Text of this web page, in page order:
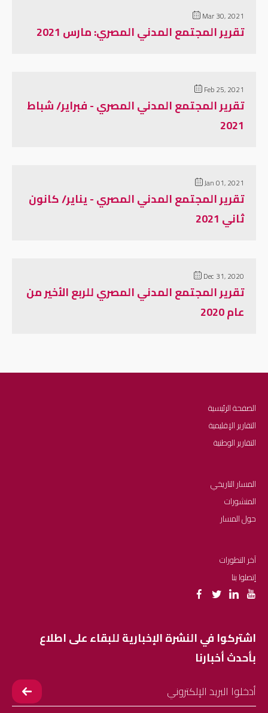
Mar 30, 2021
تقرير المجتمع المدني المصري: مارس 2021
Feb 25, 2021
تقرير المجتمع المدني المصري - فبراير/ شباط
2021
Jan 01, 2021
تقرير المجتمع المدني المصري - يناير/ كانون
ثاني 2021
Dec 31, 2020
تقرير المجتمع المدني المصري للربع الأخير من
عام 2020
الصفحة الرئيسية
التقارير الإقليمية
التقارير الوطنية
المسار التاريخي
المنشورات
حول المسار
آخر التطورات
إتصلوا بنا
اشتركوا في النشرة الإخبارية للبقاء على اطلاع
بأحدث أخبارنا